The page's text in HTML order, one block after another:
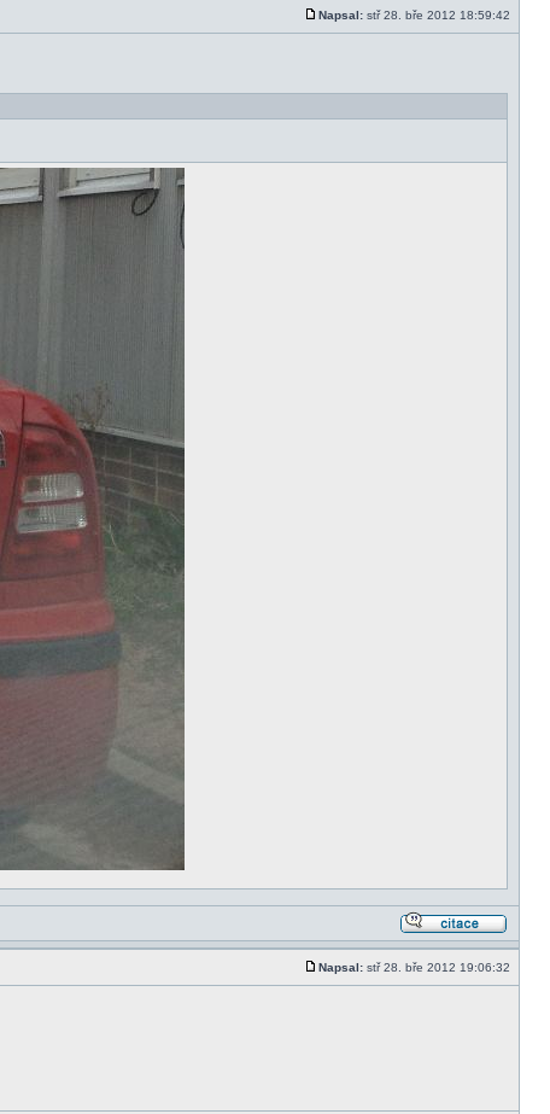
Napsal: stř 28. bře 2012 18:59:42
Napsal: stř 28. bře 2012 19:06:32